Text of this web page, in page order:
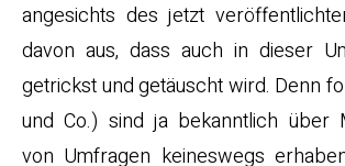
angesichts des jetzt
davon aus, dass auch in dieser
getrickst und getäuscht wird. Denn
und Co.) sind ja bekanntlich über
von Umfragen keineswegs